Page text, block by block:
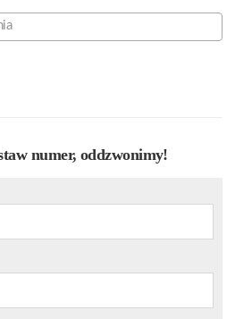
numer, oddzwonimy!